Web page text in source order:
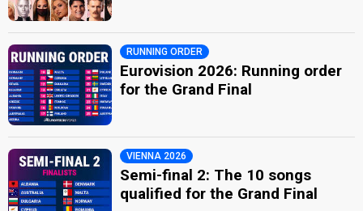
RUNNING ORDER
Eurovision 2026: Running order
for the Grand Final
VIENNA 2026
Semi-final 2: The 10 songs
qualified for the Grand Final